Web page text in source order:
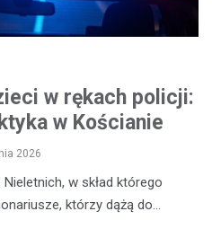
w rękach policji:
w Kościanie
2026
w skład którego
którzy dążą do…